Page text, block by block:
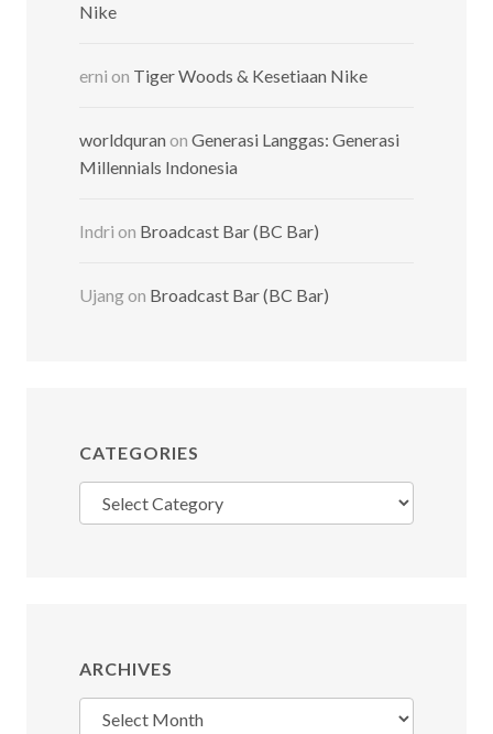
Nike
erni on Tiger Woods & Kesetiaan Nike
worldquran on Generasi Langgas: Generasi
Millennials Indonesia
Indri on Broadcast Bar (BC Bar)
Ujangon Broadcast Bar (BC Bar)
CATEGORIES
Categories
ARCHIVES
Archives